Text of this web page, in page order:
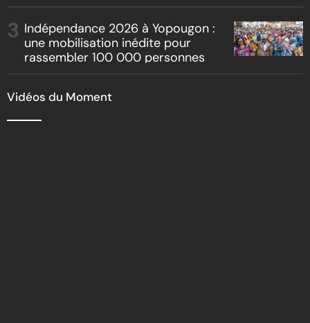
Indépendance 2026 à Yopougon :
une mobilisation inédite pour
rassembler 100 000 personnes
Vidéos du Moment